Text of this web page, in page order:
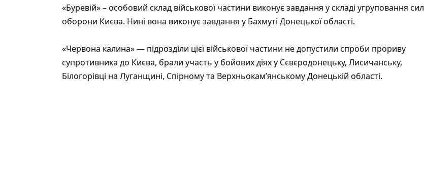
«Буревій» – особовий склад військової частини виконує завдання у складі угруповання сил
оборони Києва. Нині вона виконує завдання у Бахмуті Донецької області.
«Червона калина» — підрозділи цієї військової частини не допустили спроби прориву
супротивника до Києва, брали участь у бойових діях у Сєвєродонецьку, Лисичанську,
Білогорівці на Луганщині, Спірному та Верхньокам’янському Донецькій області.